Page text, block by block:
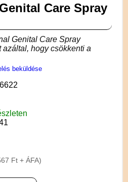
Care Spray
Genital Care Spray
hogy csökkenti a
beküldése
Ft + ÁFA)